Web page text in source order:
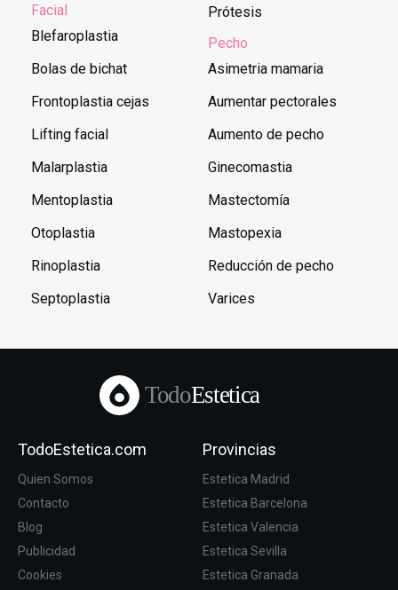
Facial
Blefaroplastia
Bolas de bichat
Frontoplastia cejas
Lifting facial
Malarplastia
Mentoplastia
Otoplastia
Rinoplastia
Septoplastia
Prótesis
Pecho
Asimetria mamaria
Aumentar pectorales
Aumento de pecho
Ginecomastia
Mastectomía
Mastopexia
Reducción de pecho
Varices
TodoEstetica
TodoEstetica.com
Quien Somos
Contacto
Blog
Publicidad
Cookies
Provincias
Estetica Madrid
Estetica Barcelona
Estetica Valencia
Estetica Sevilla
Estetica Granada